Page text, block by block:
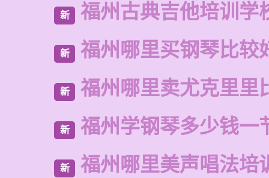
新 福州古典吉他培训学
新 福州哪里买钢琴比较
新 福州哪里卖尤克里里
新 福州学钢琴多少钱一
新 福州哪里美声唱法培